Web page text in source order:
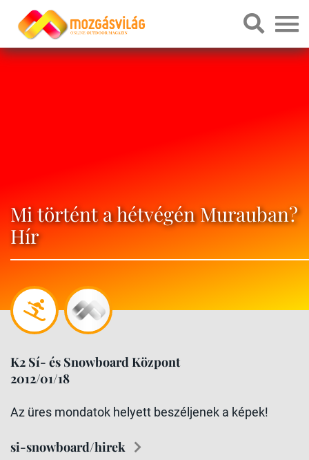
Mi történt a hétvégén Murauban?
Hír
K2 Sí- és Snowboard Központ
2012/01/18
Az üres mondatok helyett beszéljenek a képek!
si-snowboard/hirek